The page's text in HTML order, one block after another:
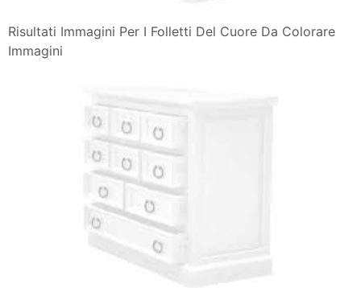
Risultati Immagini Per I Folletti Del Cuore Da Colorare
Immagini